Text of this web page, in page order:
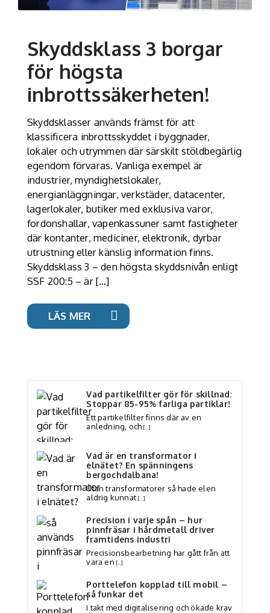
Skyddsklass 3 borgar
för högsta
inbrottssäkerheten!
Skyddsklasser används främst för att
klassificera inbrottsskyddet i byggnader,
lokaler och utrymmen där särskilt stöldbegärlig
egendom förvaras. Vanliga exempel är
industrier, myndighetslokaler,
energianläggningar, verkstäder, datacenter,
lagerlokaler, butiker med exklusiva varor,
fordonshallar, vapenkassuner samt fastigheter
där kontanter, mediciner, elektronik, dyrbar
utrustning eller känslig information finns.
Skyddsklass 3 – den högsta skyddsnivån enligt
SSF 200:5 – är […]
LÄS MER
Vad partikelfilter gör för skillnad:
Stoppar 85-95% farliga partiklar!
Ett partikelfilter finns där av en
anledning, och[…]
Vad är en transformator i
elnätet? En spänningens
bergochdalbana!
Utan transformatorer så hade elen
aldrig kunnat[…]
Precision i varje spån – hur
pinnfräsar i hårdmetall driver
framtidens industri
Precisionsbearbetning har gått från att
vara en […]
Porttelefon kopplad till mobil –
så funkar det
I takt med digitalisering och ökade krav